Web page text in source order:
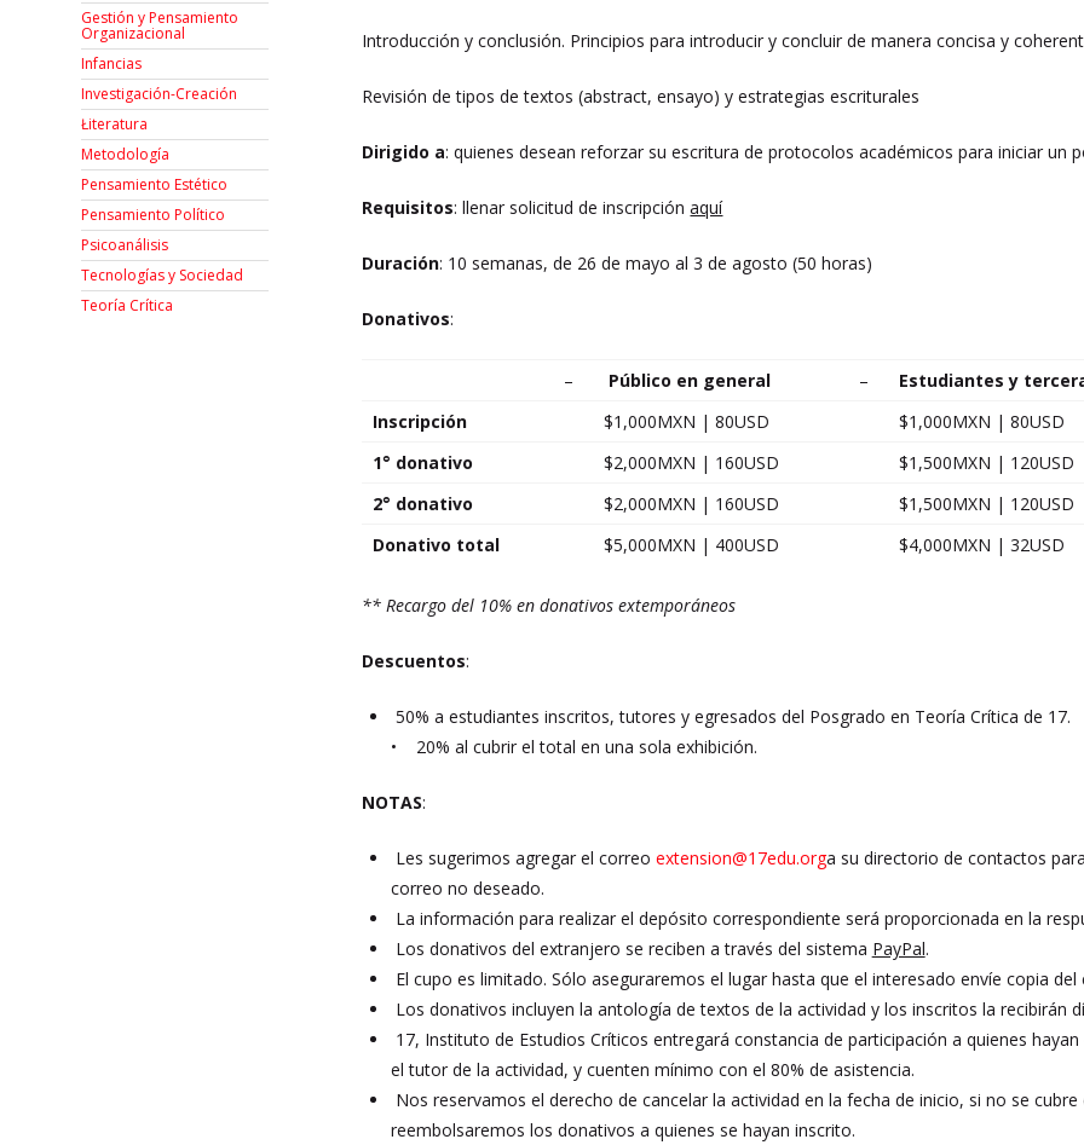
Introducción y conclusión. Principios para introducir y concluir de manera concisa y
Revisión de tipos de textos (abstract, ensayo) y estrategias escriturales
Dirigido a: quienes desean reforzar su escritura de protocolos académicos para iniciar un
Requisitos: llenar solicitud de inscripciónaquí
Duración: 10 semanas, de 26 de mayo al 3 de agosto (50 horas)
Donativos:
– Público en general – Estudiantes y
Inscripción
$1,000MXN | 80USD $1,000MXN | 80USD
1° donativo
$2,000MXN | 160USD $1,500MXN | 120USD
2° donativo
$2,000MXN | 160USD $1,500MXN | 120USD
Donativo total
$5,000MXN | 400USD $4,000MXN | 32USD
** Recargo del 10% en donativos extemporáneos
Descuentos:
50% a estudiantes inscritos, tutores y egresados del Posgrado en Teoría Crítica de 17.
• 20% al cubrir el total en una sola exhibición.
NOTAS:
Les sugerimos agregar el correo extension@17edu.orga su directorio de contactos
correo no deseado.
La información para realizar el depósito correspondiente será proporcionada en la
Los donativos del extranjero se reciben a través del sistema PayPal.
El cupo es limitado. Sólo aseguraremos el lugar hasta que el interesado envíe copia
Los donativos incluyen la antología de textos de la actividad y los inscritos la recibirán
17, Instituto de Estudios Críticos entregará constancia de participación a quienes
el tutor de la actividad, y cuenten mínimo con el 80% de asistencia.
Nos reservamos el derecho de cancelar la actividad en la fecha de inicio, si no se
reembolsaremos los donativos a quienes se hayan inscrito.
Gestión y Pensamiento
Organizacional
Infancias
Investigación-Creación
Łiteratura
Metodología
Pensamiento Estético
Pensamiento Político
Psicoanálisis
Tecnologías y Sociedad
Teoría Crítica